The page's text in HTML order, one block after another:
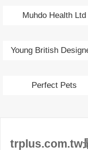
Muhdo Health Ltd
Young British
Perfect Pets
trplus.com.tw